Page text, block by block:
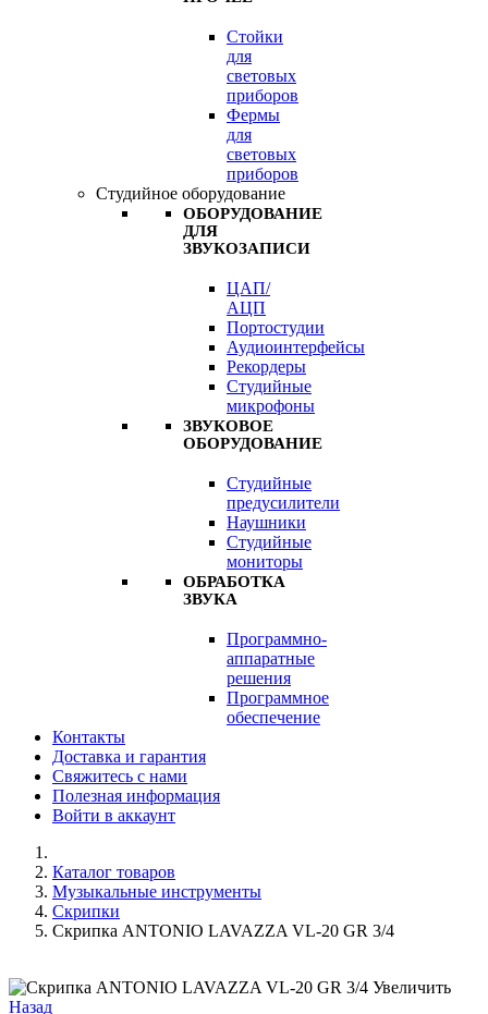
Стойки
для
световых
приборов
Фермы
для
световых
приборов
Студийное оборудование
ОБОРУДОВАНИЕ
ДЛЯ
ЗВУКОЗАПИСИ
ЦАП/
АЦП
Портостудии
Аудиоинтерфейсы
Рекордеры
Студийные
микрофоны
ЗВУКОВОЕ
ОБОРУДОВАНИЕ
Студийные
предусилители
Наушники
Студийные
мониторы
ОБРАБОТКА
ЗВУКА
Программно-
аппаратные
решения
Программное
обеспечение
Контакты
Доставка и гарантия
Свяжитесь с нами
Полезная информация
Войти в аккаунт
Каталог товаров
Музыкальные инструменты
Скрипки
Скрипка ANTONIO LAVAZZA VL-20 GR 3/4
Увеличить
Назад